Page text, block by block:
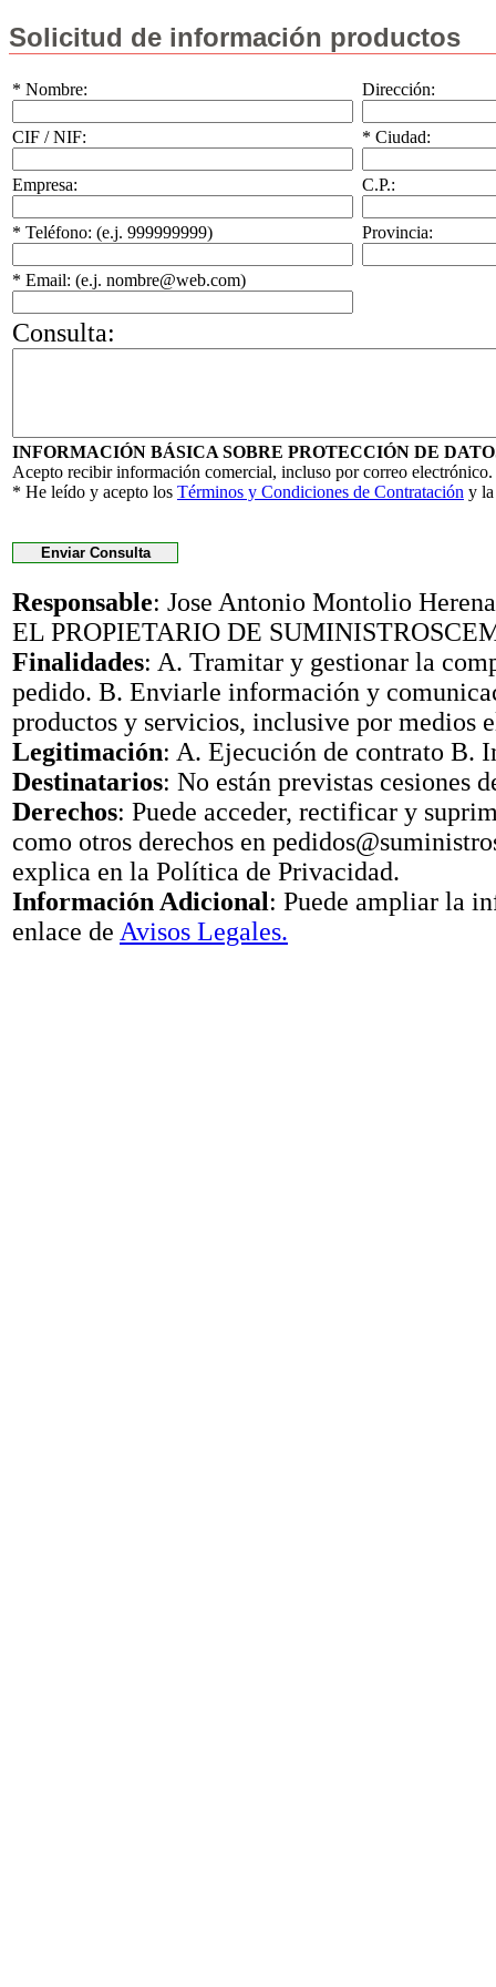
Solicitud de información productos
* Nombre: Dirección:
CIF / NIF: * Ciudad:
Empresa: C.P.:
* Teléfono: (e.j. 999999999) Provincia:
* Email: (e.j. nombre@web.com)
Consulta:
INFORMACIÓN BÁSICA SOBRE PROTECCIÓN DE
Acepto recibir información comercial, incluso por correo electrónico.
* He leído y acepto los Términos y Condiciones de Contratación y
Responsable: Jose Antonio Montolio
EL PROPIETARIO DE
Finalidades: A. Tramitar y gestionar la
pedido. B. Enviarle información y
productos y servicios, inclusive por medios
Legitimación: A. Ejecución de contrato B.
Destinatarios: No están previstas cesiones
Derechos: Puede acceder, rectificar y
como otros derechos en
explica en la Política de Privacidad.
Información Adicional: Puede ampliar la
enlace de Avisos Legales.